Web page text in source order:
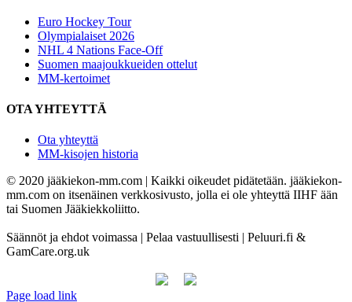
Euro Hockey Tour
Olympialaiset 2026
NHL 4 Nations Face-Off
Suomen maajoukkueiden ottelut
MM-kertoimet
OTA YHTEYTTÄ
Ota yhteyttä
MM-kisojen historia
© 2020 jääkiekon-mm.com | Kaikki oikeudet pidätetään. jääkiekon-
mm.com on itsenäinen verkkosivusto, jolla ei ole yhteyttä IIHF ään
tai Suomen Jääkiekkoliitto.
Säännöt ja ehdot voimassa | Pelaa vastuullisesti | Peluuri.fi &
GamCare.org.uk
Page load link